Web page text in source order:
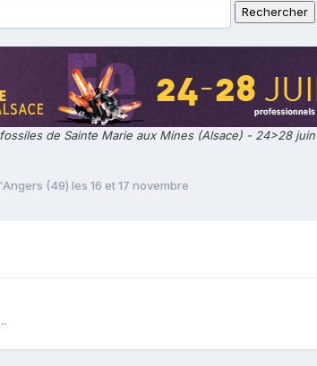
de Sainte Marie aux Mines (Alsace) - 24>28
(49) les 16 et 17 novembre